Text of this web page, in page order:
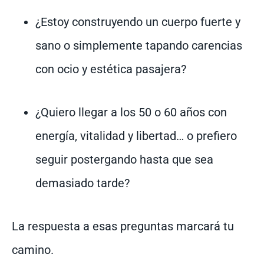
¿Estoy construyendo un cuerpo fuerte y
sano o simplemente tapando carencias
con ocio y estética pasajera?
¿Quiero llegar a los 50 o 60 años con
energía, vitalidad y libertad… o prefiero
seguir postergando hasta que sea
demasiado tarde?
La respuesta a esas preguntas marcará tu
camino.